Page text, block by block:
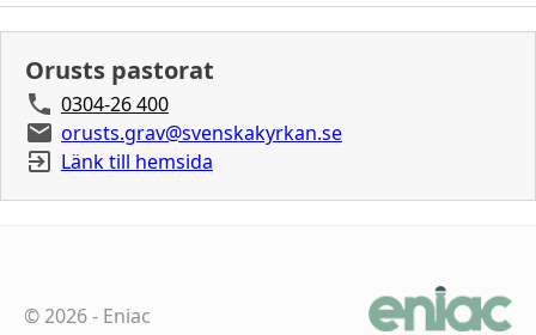
Orusts pastorat
0304-26 400
orusts.grav@svenskakyrkan.se
Länk till hemsida
©2026- Eniac